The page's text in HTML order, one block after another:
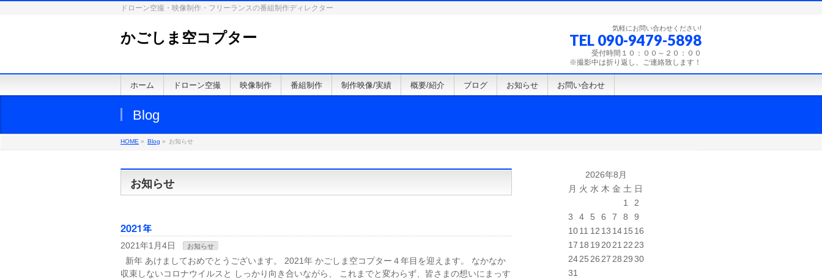
ドローン空撮・映像制作・フリーランスの番組制作ディレクター
かごしま空コプター
気軽にお問い合わせください!
TEL 090-9479-5898
受付時間１０：００～２０：００
※撮影中は折り返し、ご連絡致します！
ホーム ドローン空撮 映像制作 番組制作 制作映像/実績 概要/紹介 ブログ お知らせ お問い合わせ
Blog
HOME » Blog » お知らせ
お知らせ
2021年
2021年1月4日
お知らせ
新年 あけましておめでとうございます。 2021年 かごしま空コプター４年目を迎えます。 なかなか
収束しないコロナウイルスと しっかり向き合いながら、 これまでと変わらず、皆さまの想いにまっす
2026年8月
月 火 水 木 金 土 日
1
2
3
4 5 6 7 8
9
1011 12 13 1415 16
17 18 19 2021 22 23
2425 26 27 28 2930
31